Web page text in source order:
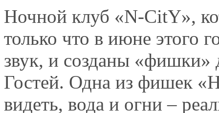
Ночной клуб «N-CitY»,
только что в июне этого
звук, и созданы «фишки»
Гостей. Одна из фишек
видеть, вода и огни –